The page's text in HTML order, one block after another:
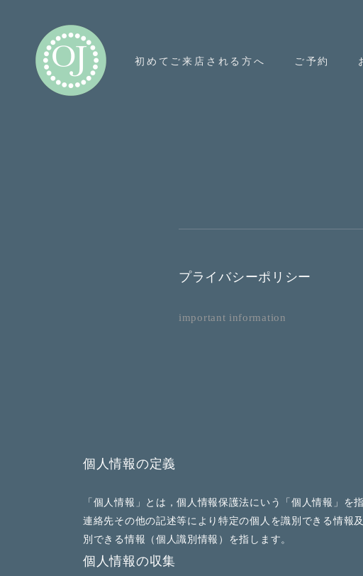
初めてご来店される方へ ご予約
プライバシーポリシー
important information
個人情報の定義
「個人情報」とは，個人情報保護法にいう「個人情報」
連絡先その他の記述等により特定の個人を識別できる情報
別できる情報（個人識別情報）を指します。
個人情報の収集